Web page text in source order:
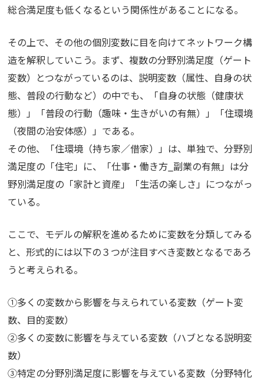
総合満足度も低くなるという関係性があることになる。
その上で、その他の個別変数に目を向けてネットワーク構
造を解釈していこう。まず、複数の分野別満足度（ゲート
変数）とつながっているのは、説明変数（属性、自身の状
態、普段の行動など）の中でも、「自身の状態（健康状
態）」「普段の行動（趣味・生きがいの有無）」「住環境
（夜間の治安体感）」である。
その他、「住環境（持ち家／借家）」は、単独で、分野別
満足度の「住宅」に、「仕事・働き方_副業の有無」は分
野別満足度の「家計と資産」「生活の楽しさ」につながっ
ている。
ここで、モデルの解釈を進めるために変数を分類してみる
と、形式的には以下の３つが注目すべき変数となるであろ
うと考えられる。
①多くの変数から影響を与えられている変数（ゲート変
数、目的変数）
②多くの変数に影響を与えている変数（ハブとなる説明変
数）
③特定の分野別満足度に影響を与えている変数（分野特化